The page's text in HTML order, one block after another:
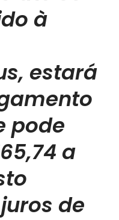
à
estará
pode
a
de